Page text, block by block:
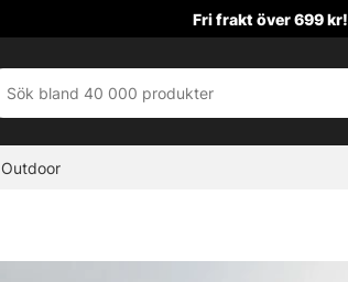
Fri frakt över 699 kr!
Outdoor